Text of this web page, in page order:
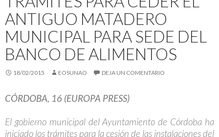
ANTIGUO MATADERO
MUNICIPAL PARA SEDE DEL
BANCO DE ALIMENTOS
18/02/2015 EOSUNAO DEJA UN COMENTARIO
CÓRDOBA, 16 (EUROPA PRESS)
El gobierno municipal del Ayuntamiento de Córdoba ha
iniciado los trámites para la cesión de las instalaciones del